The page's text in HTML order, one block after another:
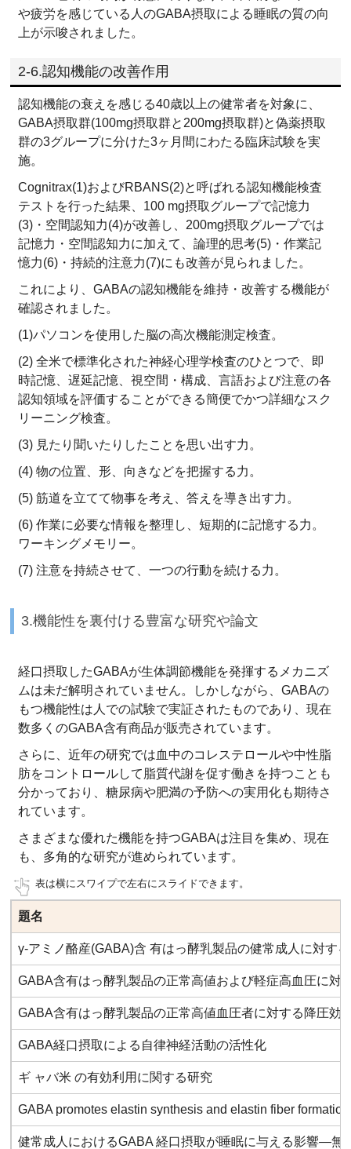
や疲労を感じている人のGABA摂取による睡眠の質の向
上が示唆されました。
2-6.認知機能の改善作用
認知機能の衰えを感じる40歳以上の健常者を対象に、
GABA摂取群(100mg摂取群と200mg摂取群)と偽薬摂取
群の3グループに分けた3ヶ月間にわたる臨床試験を実
施。
Cognitrax(1)およびRBANS(2)と呼ばれる認知機能検査
テストを行った結果、100 mg摂取グループで記憶力
(3)・空間認知力(4)が改善し、200mg摂取グループでは
記憶力・空間認知力に加えて、論理的思考(5)・作業記
憶力(6)・持続的注意力(7)にも改善が見られました。
これにより、GABAの認知機能を維持・改善する機能が
確認されました。
(1)パソコンを使用した脳の高次機能測定検査。
(2) 全米で標準化された神経心理学検査のひとつで、即
時記憶、遅延記憶、視空間・構成、言語および注意の各
認知領域を評価することができる簡便でかつ詳細なスク
リーニング検査。
(3) 見たり聞いたりしたことを思い出す力。
(4) 物の位置、形、向きなどを把握する力。
(5) 筋道を立てて物事を考え、答えを導き出す力。
(6) 作業に必要な情報を整理し、短期的に記憶する力。
ワーキングメモリー。
(7) 注意を持続させて、一つの行動を続ける力。
3.機能性を裏付ける豊富な研究や論文
経口摂取したGABAが生体調節機能を発揮するメカニズ
ムは未だ解明されていません。しかしながら、GABAの
もつ機能性は人での試験で実証されたものであり、現在
数多くのGABA含有商品が販売されています。
さらに、近年の研究では血中のコレステロールや中性脂
肪をコントロールして脂質代謝を促す働きを持つことも
分かっており、糖尿病や肥満の予防への実用化も期待さ
れています。
さまざまな優れた機能を持つGABAは注目を集め、現在
も、多角的な研究が進められています。
表は横にスワイプで左右にスライドできます。
題名
γ-アミノ酪産(GABA)含 有はっ酵乳製品の健常成人に対す
GABA含有はっ酵乳製品の正常高値および軽症高血圧に対
GABA含有はっ酵乳製品の正常高値血圧者に対する降圧効
GABA経口摂取による自律神経活動の活性化
ギ ャバ米 の有効利用に関する研究
GABA promotes elastin synthesis and elastin fiber
健常成人におけるGABA 経口摂取が睡眠に与える影響―